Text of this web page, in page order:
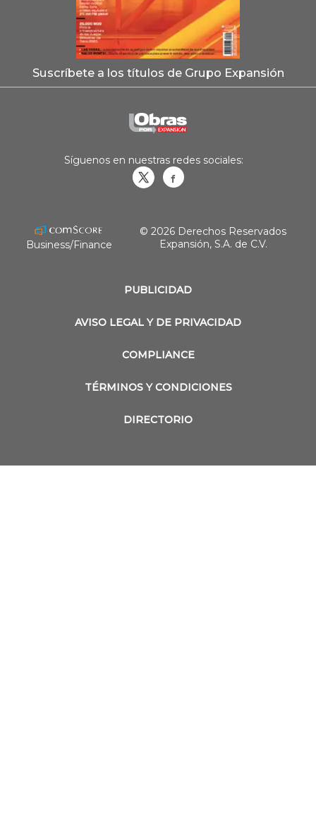
Suscríbete a los títulos de Grupo Expansión
PUBLICIDAD
AVISO LEGAL Y DE PRIVACIDAD
COMPLIANCE
TÉRMINOS Y CONDICIONES
DIRECTORIO
Síguenos en nuestras redes sociales:
Business/Finance
© 2026 Derechos Reservados
Expansión, S.A. de C.V.